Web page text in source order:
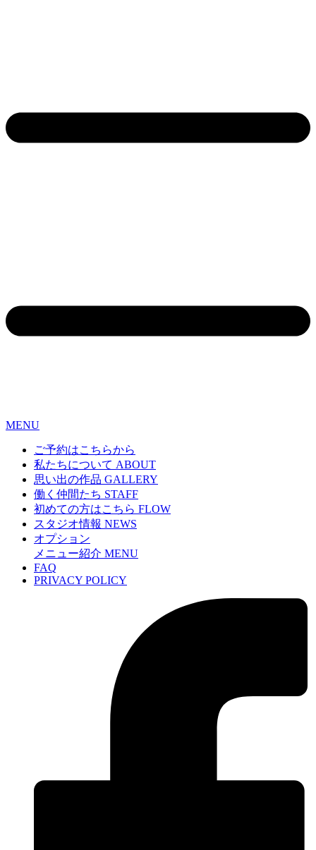
MENU
ご予約はこちらから
私たちについて ABOUT
思い出の作品 GALLERY
働く仲間たち STAFF
初めての方はこちら FLOW
スタジオ情報 NEWS
オプション
メニュー紹介 MENU
FAQ
PRIVACY POLICY